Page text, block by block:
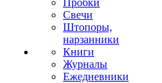
Пробки
Свечи
Штопоры,
нарзанники
Книги
Журналы
Ежедневники